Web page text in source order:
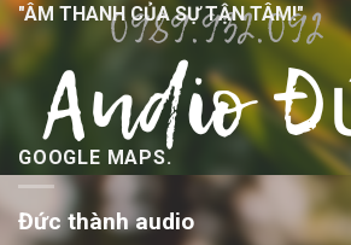
"ÂM THANH CỦA SỰ TẬN TÂM!"
GOOGLE MAPS.
Đức thành audio